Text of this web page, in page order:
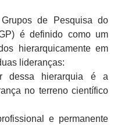
de Pesquisa do
é definido como um
hierarquicamente em
lideranças:
dessa hierarquia é a
no terreno científico
e permanente